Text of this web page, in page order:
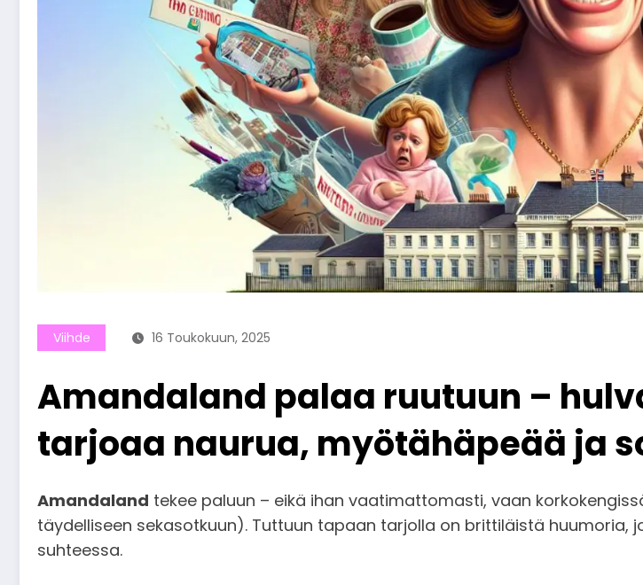
Viihde 16 Toukokuun, 2025
Amandaland palaa ruutuun –
tarjoaa naurua, myötähäpeää ja
Amandaland tekee paluun – eikä ihan vaatimattomasti, vaan
täydelliseen sekasotkuun). Tuttuun tapaan tarjolla on brittiläistä
suhteessa.